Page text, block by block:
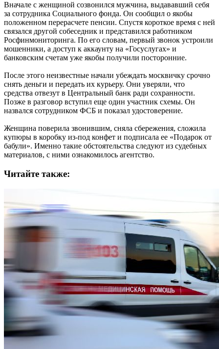
Вначале с женщиной созвонился мужчина, выдававший себя
за сотрудника Социального фонда. Он сообщил о якобы
положенном перерасчете пенсии. Спустя короткое время с ней
связался другой собеседник и представился работником
Росфинмониторинга. По его словам, первый звонок устроили
мошенники, а доступ к аккаунту на «Госуслугах» и
банковским счетам уже якобы получили посторонние.
После этого неизвестные начали убеждать москвичку срочно
снять деньги и передать их курьеру. Они уверяли, что
средства отвезут в Центральный банк ради сохранности.
Позже в разговор вступил еще один участник схемы. Он
назвался сотрудником ФСБ и показал удостоверение.
Женщина поверила звонившим, сняла сбережения, сложила
купюры в коробку из-под конфет и подписала ее «Подарок от
бабули». Именно такие обстоятельства следуют из судебных
материалов, с ними ознакомилось агентство.
Читайте также: